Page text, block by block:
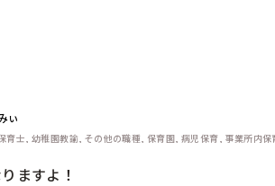
ぃ
育士, 幼稚園教諭, その他の職種, 保育園, 病児保育, 事業所内保
ますよ！